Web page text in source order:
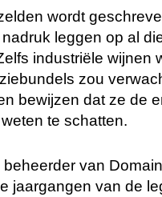
wordt
leggen op al
industriële wijnen
zou
bewijzen dat ze de
te schatten.
van
jaargangen van de